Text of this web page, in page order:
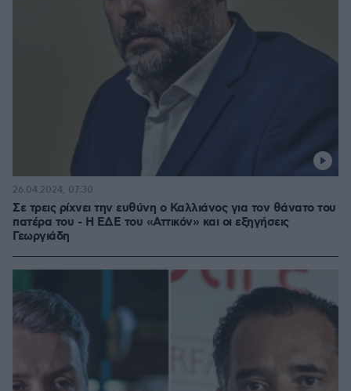
Σε τρεις ρίχνει την ευθύνη ο Καλλιάνος για τον θάνατο του
πατέρα του - Η ΕΔΕ του «Αττικόν» και οι εξηγήσεις
Γεωργιάδη
26.04.2024, 07:30